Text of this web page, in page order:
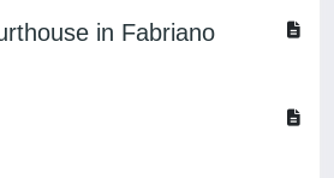
in Fabriano